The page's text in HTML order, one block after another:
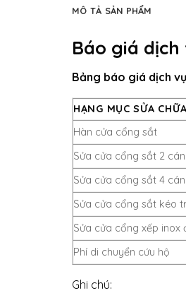
MÔ TẢ SẢN PHẨM
Báo giá
Bảng báo giá dịch
HẠNG MỤC SỬA
Hàn cửa cổng sắt
Sửa cửa cổng sắt 2
Sửa cửa cổng sắt 4
Sửa cửa cổng sắt kéo
Sửa cửa cổng xếp inox
Phí di chuyển cứu hộ
Ghi chú: